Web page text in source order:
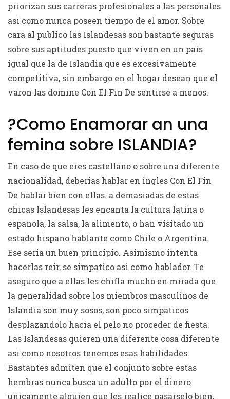
priorizan sus carreras profesionales a las personales
asi­ como nunca poseen tiempo de el amor. Sobre
cara al publico las Islandesas son bastante seguras
sobre sus aptitudes puesto que viven en un pais
igual que la de Islandia que es excesivamente
competitiva, sin embargo en el hogar desean que el
varon las domine Con El Fin De sentirse a menos.
?Como Enamorar an una
femina sobre ISLANDIA?
En caso de que eres castellano o sobre una diferente
nacionalidad, deberias hablar en ingles Con El Fin
De hablar bien con ellas. a demasiadas de estas
chicas Islandesas les encanta la cultura latina o
espanola, la salsa, la alimento, o han visitado un
estado hispano hablante como Chile o Argentina.
Ese seri­a un buen principio. Asimismo intenta
hacerlas reir, se simpatico asi­ como hablador. Te
aseguro que a ellas les chifla mucho en mirada que
la generalidad sobre los miembros masculinos de
Islandia son muy sosos, son poco simpaticos
desplazandolo hacia el pelo no proceder de fiesta.
Las Islandesas quieren una diferente cosa diferente
asi­ como nosotros tenemos esas habilidades.
Bastantes admiten que el conjunto sobre estas
hembras nunca busca un adulto por el dinero
unicamente alguien que les realice pasarselo bien,